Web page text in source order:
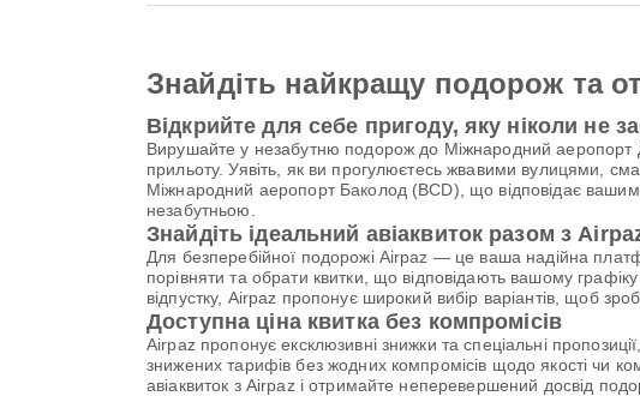
Знайдіть найкращу подорож та
Відкрийте для себе пригоду, яку ніколи не
Вирушайте у незабутню подорож до Міжнародний аеропорт
прильоту. Уявіть, як ви прогулюєтесь жвавими вулицями,
Міжнародний аеропорт Баколод (BCD), що відповідає вашим
незабутньою.
Знайдіть ідеальний авіаквиток разом з
Для безперебійної подорожі Airpaz — це ваша надійна
порівняти та обрати квитки, що відповідають вашому
відпустку, Airpaz пропонує широкий вибір варіантів, щоб
Доступна ціна квитка без компромісів
Airpaz пропонує ексклюзивні знижки та спеціальні
знижених тарифів без жодних компромісів щодо якості чи
авіаквиток з Airpaz і отримайте неперевершений досвід